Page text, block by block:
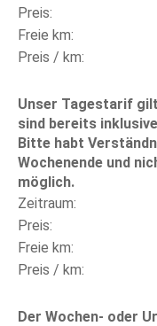
Preis
Freie km
Preis / km
Unser Tagestarif
sind bereits
Bitte habt
Wochenende und
möglich.
Zeitraum
Preis
Freie km
Preis / km
Der Wochen- oder